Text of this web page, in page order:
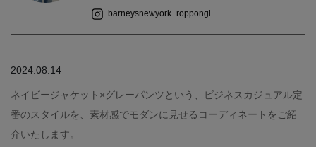
barneysnewyork_roppongi
2024.08.14
ネイビージャケット×グレーパンツという、ビジネスカジュアル定
番のスタイルを、素材感でモダンに見せるコーディネートをご紹
介いたします。